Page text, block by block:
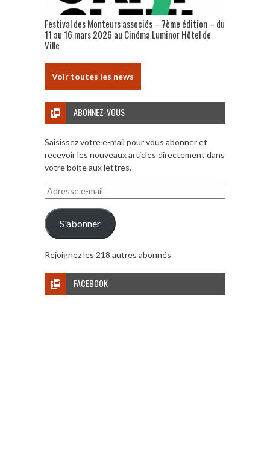
Festival des Monteurs associés – 7ème édition – du
11 au 16 mars 2026 au Cinéma Luminor Hôtel de
Ville
Voir toutes les news
ABONNEZ-VOUS
Saisissez votre e-mail pour vous abonner et
recevoir les nouveaux articles directement dans
votre boite aux lettres.
Adresse
e-
mail
S'abonner
Rejoignez les 218 autres abonnés
FACEBOOK